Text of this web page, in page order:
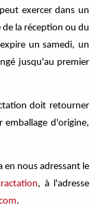
exercer dans un
la réception ou du
un samedi, un
jusqu'au premier
doit retourner
emballage d'origine,
en nous adressant le
, à l'adresse
.